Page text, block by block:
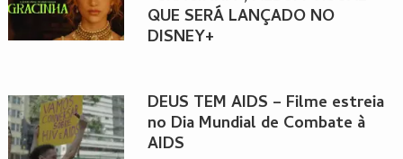
QUE SERÁ LANÇADO NO
DISNEY+
DEUS TEM AIDS – Filme estreia
no Dia Mundial de Combate à
AIDS